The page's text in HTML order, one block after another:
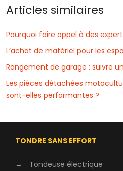
Articles similaires
Pourquoi faire appel à des
L’achat de matériel pour les
Rangement de garage : suivre
Les pièces détachées
sont-elles performantes ?
TONDRE SANS EFFORT
→
Tondeuse électrique